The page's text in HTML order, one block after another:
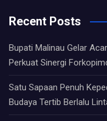
Recent Posts
Bupati Malinau Gelar
Perkuat Sinergi
Satu Sapaan Penuh
Budaya Tertib Berlalu